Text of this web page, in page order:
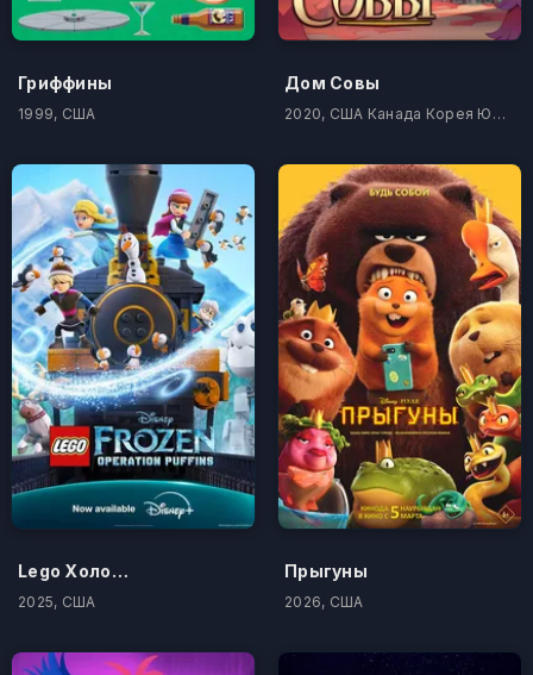
Гриффины
1999, США
Дом Совы
2020, США Канада Корея Южная
Lego Холодное Сердце: Операция Тупики
2025, США
Прыгуны
2026, США